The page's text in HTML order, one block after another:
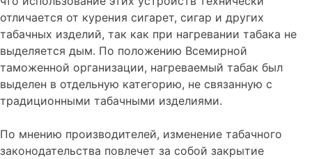
отличается от курения сигарет, сигар и других
табачных изделий, так как при нагревании табака не
выделяется дым. По положению Всемирной
таможенной организации, нагреваемый табак был
выделен в отдельную категорию, не связанную с
традиционными табачными изделиями.
По мнению производителей, изменение табачного
законодательства повлечет за собой закрытие